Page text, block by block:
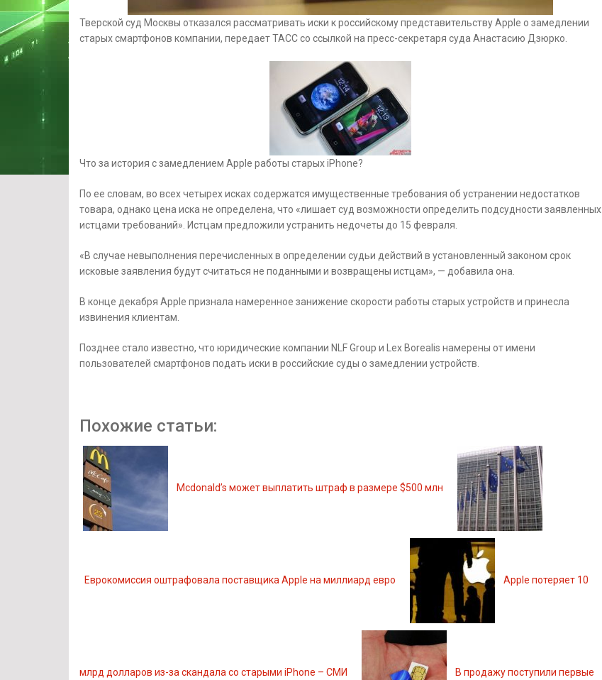
Тверской суд Москвы отказался рассматривать иски к российскому представительству Apple о замедлении
старых смартфонов компании, передает ТАСС со ссылкой на пресс-секретаря суда Анастасию Дзюрко.
Что за история с замедлением Apple работы старых iPhone?
По ее словам, во всех четырех исках содержатся имущественные требования об устранении недостатков
товара, однако цена иска не определена, что «лишает суд возможности определить подсудности заявленных
истцами требований». Истцам предложили устранить недочеты до 15 февраля.
«В случае невыполнения перечисленных в определении судьи действий в установленный законом срок
исковые заявления будут считаться не поданными и возвращены истцам», — добавила она.
В конце декабря Apple признала намеренное занижение скорости работы старых устройств и принесла
извинения клиентам.
Позднее стало известно, что юридические компании NLF Group и Lex Borealis намерены от имени
пользователей смартфонов подать иски в российские суды о замедлении устройств.
Похожие статьи:
Mcdonald’s может выплатить штраф в размере $500 млн
Еврокомиссия оштрафовала поставщика Apple на миллиард евро Apple потеряет 10
млрд долларов из-за скандала со старыми iPhone – СМИ В продажу поступили первые